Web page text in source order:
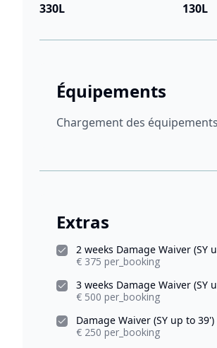
330L
130L
Équipements
Chargement des
Extras
2 weeks Damage Waiver
€ 375 per_booking
3 weeks Damage Waiver
€ 500 per_booking
Damage Waiver (SY up to
€ 250 per_booking